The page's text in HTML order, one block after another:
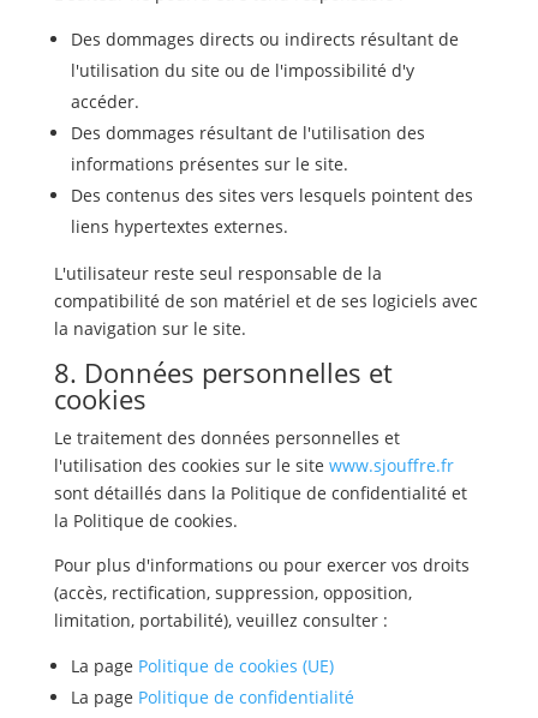
Des dommages directs ou indirects résultant de
l'utilisation du site ou de l'impossibilité d'y
accéder.
Des dommages résultant de l'utilisation des
informations présentes sur le site.
Des contenus des sites vers lesquels pointent des
liens hypertextes externes.
L'utilisateur reste seul responsable de la
compatibilité de son matériel et de ses logiciels avec
la navigation sur le site.
8. Données personnelles et
cookies
Le traitement des données personnelles et
l'utilisation des cookies sur le site www.sjouffre.fr
sont détaillés dans la Politique de confidentialité et
la Politique de cookies.
Pour plus d'informations ou pour exercer vos droits
(accès, rectification, suppression, opposition,
limitation, portabilité), veuillez consulter :
La page Politique de cookies (UE)
La page Politique de confidentialité